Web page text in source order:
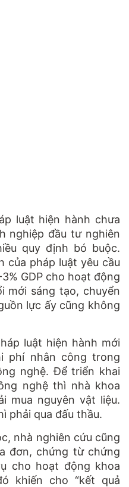
luật hiện hành chưa
nghiệp đầu tư nghiên
quy định bó buộc.
của pháp luật yêu cầu
GDP cho hoạt động
mới sáng tạo, chuyển
lực ấy cũng không
luật hiện hành mới
phí nhân công trong
nghệ. Để triển khai
nghệ thì nhà khoa
mua nguyên vật liệu.
phải qua đấu thầu.
nhà nghiên cứu cũng
đơn, chứng từ chứng
cho hoạt động khoa
khiến cho “kết quả